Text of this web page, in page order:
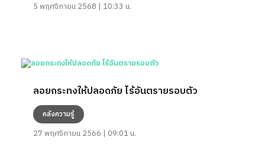
5 พฤศจิกายน 2568 | 10:33 น.
ลอยกระทงให้ปลอดภัย ไร้อันตรายรอบตัว
คลังความรู้
27 พฤศจิกายน 2566 | 09:01 น.